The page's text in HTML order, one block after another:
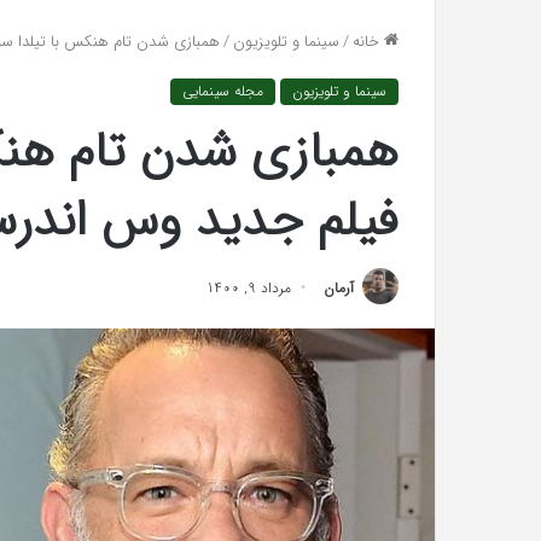
خانه/سینما و تلویزیون/همبازی شدن تام هنکس با تیلدا
سینما و تلویزیون مجله سینمایی
همبازی شدن تام
فیلم جدید وس
آرمان مرداد 9, 1400
را
در
دادگاه
«پاسخ افتراها را
نظریه
پردازش
اطلاعات: